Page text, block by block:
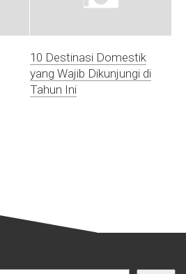
10 Destinasi Domestik
yang Wajib Dikunjungi di
Tahun Ini